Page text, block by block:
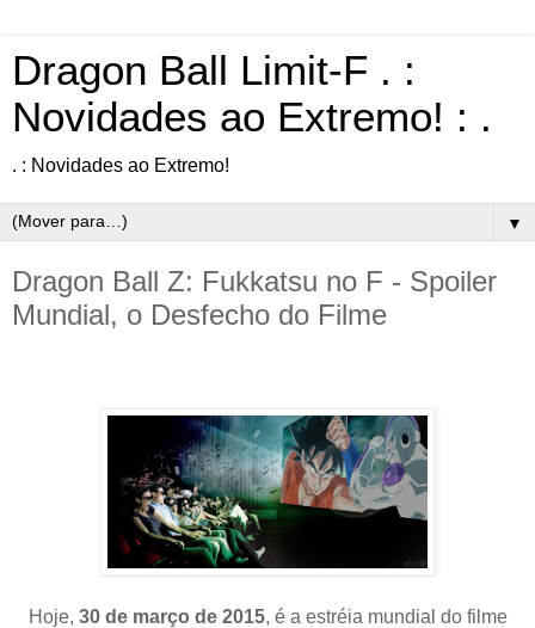
Dragon Ball Limit-F . :
Novidades ao Extremo! : .
. : Novidades ao Extremo!
▼
Dragon Ball Z: Fukkatsu no F - Spoiler
Mundial, o Desfecho do Filme
Hoje, 30 de março de 2015, é a estréia mundial do filme